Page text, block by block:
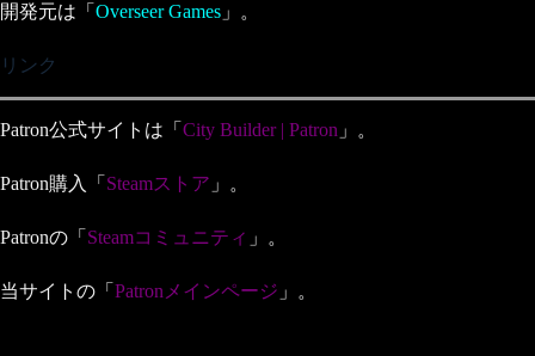
開発元は「 Overseer Games 」。
リンク
Patron公式サイトは「 City Builder | Patron 」。
Patron購入「 Steamストア 」。
Patronの「 Steamコミュニティ 」。
当サイトの「 Patronメインページ 」。